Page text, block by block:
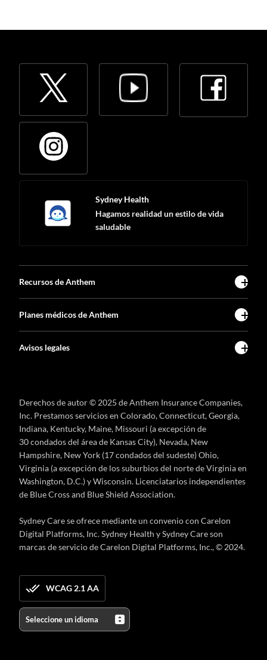
Sydney Health
Hagamos realidad un estilo de vida
saludable
Recursos de Anthem
Planes médicos de Anthem
Avisos legales
Derechos de autor © 2025 de Anthem Insurance Companies,
Inc. Prestamos servicios en Colorado, Connecticut, Georgia,
Indiana, Kentucky, Maine, Missouri (a excepción de
30 condados del área de Kansas City), Nevada, New
Hampshire, New York (17 condados del sudeste) Ohio,
Virginia (a excepción de los suburbios del norte de Virginia en
Washington, D.C.) y Wisconsin. Licenciatarios independientes
de Blue Cross and Blue Shield Association.
Sydney Care se ofrece mediante un convenio con Carelon
Digital Platforms, Inc. Sydney Health y Sydney Care son
marcas de servicio de Carelon Digital Platforms, Inc., © 2024.
WCAG 2.1 AA